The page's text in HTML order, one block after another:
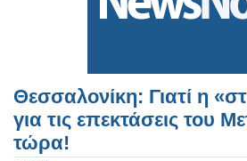
Θεσσαλονίκη: Γιατί η
για τις επεκτάσεις του
τώρα!